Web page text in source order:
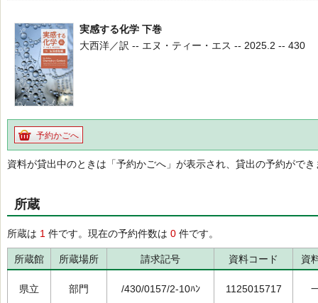
実感する化学 下巻
大西洋／訳 -- エヌ・ティー・エス -- 2025.2 -- 430
予約かごへ
資料が貸出中のときは「予約かごへ」が表示され、貸出の予約ができ
所蔵
所蔵は 1 件です。現在の予約件数は 0 件です。
所蔵館 所蔵場所 請求記号 資料コード 資
県立 部門 /430/0157/2-10ﾊﾝ 1125015717